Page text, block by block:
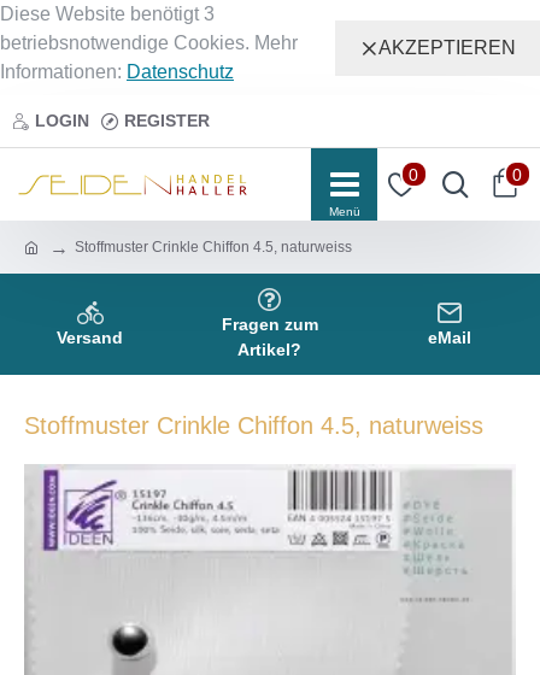
Diese Website benötigt 3
betriebsnotwendige Cookies. Mehr
Informationen: Datenschutz
AKZEPTIEREN
LOGIN REGISTER
0 0
Stoffmuster Crinkle Chiffon 4.5, naturweiss
Versand
Fragen zum
Artikel?
eMail
Stoffmuster Crinkle Chiffon 4.5, naturweiss